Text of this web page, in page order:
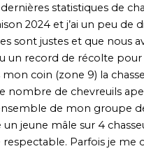
statistiques de
2024 et j’ai un peu de
sont justes et que nous
un record de récolte pour
mon coin (zone 9) la
nombre de chevreuils
de mon groupe
jeune mâle sur 4
Parfois je me